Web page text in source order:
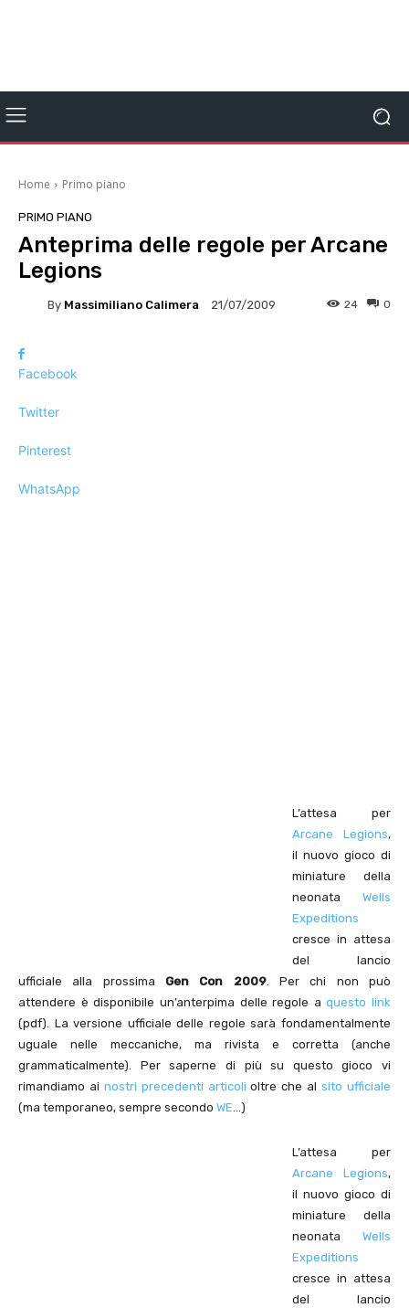
Home Primo piano
PRIMO PIANO
Anteprima delle regole per Arcane
Legions
By Massimiliano Calimera 21/07/2009 0
24
Facebook
Twitter
Pinterest
WhatsApp
L’attesa per
Arcane Legions,
il nuovo gioco di
miniature della
neonata Wells
Expeditions
cresce in attesa
del lancio
ufficiale alla prossima Gen Con 2009. Per chi non può
attendere è disponibile un’anterpima delle regole aquesto link
(pdf). La versione ufficiale delle regole sarà fondamentalmente
uguale nelle meccaniche, ma rivista e corretta (anche
grammaticalmente). Per saperne di più su questo gioco vi
rimandiamo ai nostri precedenti articoli oltre che alsito ufficiale
(ma temporaneo, sempre secondo WE…)
L’attesa per
Arcane Legions,
il nuovo gioco di
miniature della
neonata Wells
Expeditions
cresce in attesa
del lancio